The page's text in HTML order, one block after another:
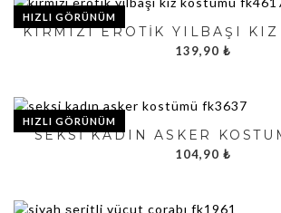
HIZLI GÖRÜNÜM
139,90 ₺
HIZLI GÖRÜNÜM
SEKSI KADIN ASKER
104,90 ₺